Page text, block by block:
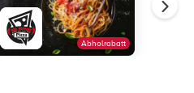
Abholrabatt